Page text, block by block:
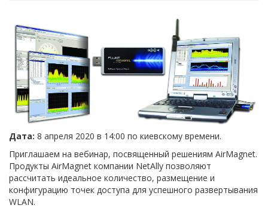
Дата: 8 апреля 2020 в 14:00 по киевскому времени.
Приглашаем на вебинар, посвященный решениям AirMagnet.
Продукты AirMagnet компании NetAlly позволяют
рассчитать идеальное количество, размещение и
конфигурацию точек доступа для успешного развертывания
WLAN.